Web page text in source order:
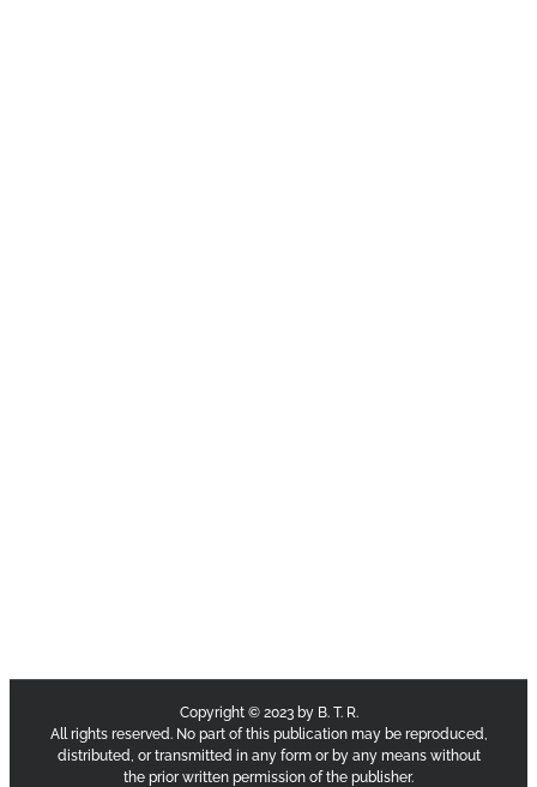
Copyright © 2023 by B. T. R.
All rights reserved. No part of this publication may be reproduced,
distributed, or transmitted in any form or by any means without
the prior written permission of the publisher.